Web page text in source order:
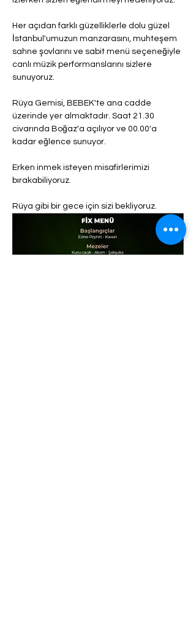
Her açıdan farklı güzelliklerle dolu güzel
İstanbul'umuzun manzarasını, muhteşem
sahne şovlarını ve sabit menü seçeneğiyle
canlı müzik performanslarını sizlere
sunuyoruz.
Rüya Gemisi, BEBEK'te ana cadde
üzerinde yer almaktadır. Saat 21.30
civarında Boğaz'a açılıyor ve 00.00'a
kadar eğlence sunuyor.
Erken inmek isteyen misafirlerimizi
bırakabiliyoruz.
Rüya gibi bir gece için sizi bekliyoruz.